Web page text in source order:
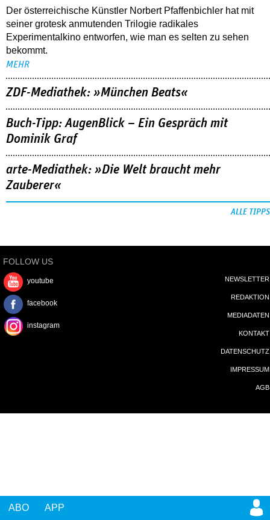
ABO APP
Der österreichische Künstler Norbert Pfaffenbichler hat mit
seiner grotesk anmutenden Trilogie radikales
Experimentalkino entworfen, wie man es selten zu sehen
bekommt.
MEHR
ZDF-Mediathek: »München Beats«
Buch-Tipp: AugenBlick – Ein Gespräch mit
Dominik Graf
arte-Mediathek: »Die Welt braucht mehr
Zauberer«
ALLE TIPPS
FOLLOW US
youtube
facebook
instagram
NEWSLETTER
REDAKTION
MEDIADATEN
KONTAKT
DATENSCHUTZ
IMPRESSUM
AGB